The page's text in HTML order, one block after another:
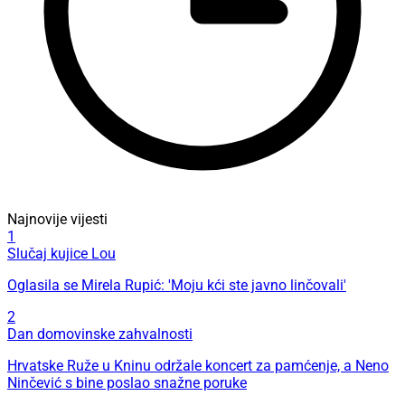
Najnovije vijesti
1
Slučaj kujice Lou
Oglasila se Mirela Rupić: 'Moju kći ste javno linčovali'
2
Dan domovinske zahvalnosti
Hrvatske Ruže u Kninu održale koncert za pamćenje, a Neno
Ninčević s bine poslao snažne poruke